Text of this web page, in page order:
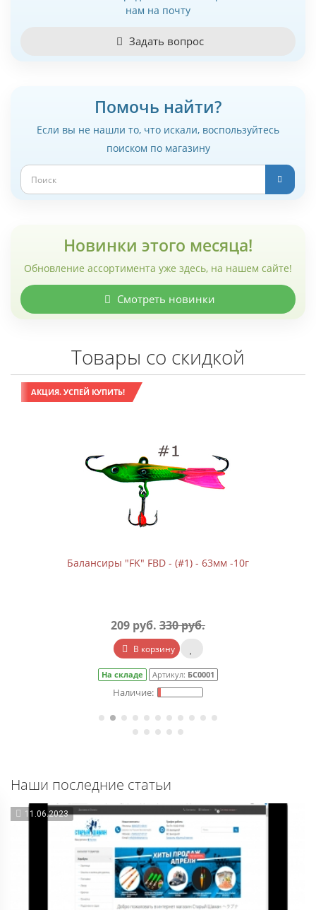
нам на почту
Задать вопрос
Помочь найти?
Если вы не нашли то, что искали, воспользуйтесь
поиском по магазину
Новинки этого месяца!
Обновление ассортимента уже здесь, на нашем сайте!
Смотреть новинки
Товары со скидкой
АКЦИЯ. УСПЕЙ КУПИТЬ!
Балансиры "FK" FBD - (#1) - 63мм -10г
209 руб. 330 руб.
В корзину
На складе Артикул: БС0001
Наши последние статьи
11.06.2023